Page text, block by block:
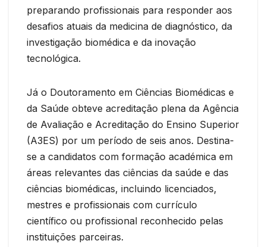
preparando profissionais para responder aos
desafios atuais da medicina de diagnóstico, da
investigação biomédica e da inovação
tecnológica.
Já o Doutoramento em Ciências Biomédicas e
da Saúde obteve acreditação plena da Agência
de Avaliação e Acreditação do Ensino Superior
(A3ES) por um período de seis anos. Destina-
se a candidatos com formação académica em
áreas relevantes das ciências da saúde e das
ciências biomédicas, incluindo licenciados,
mestres e profissionais com currículo
científico ou profissional reconhecido pelas
instituições parceiras.